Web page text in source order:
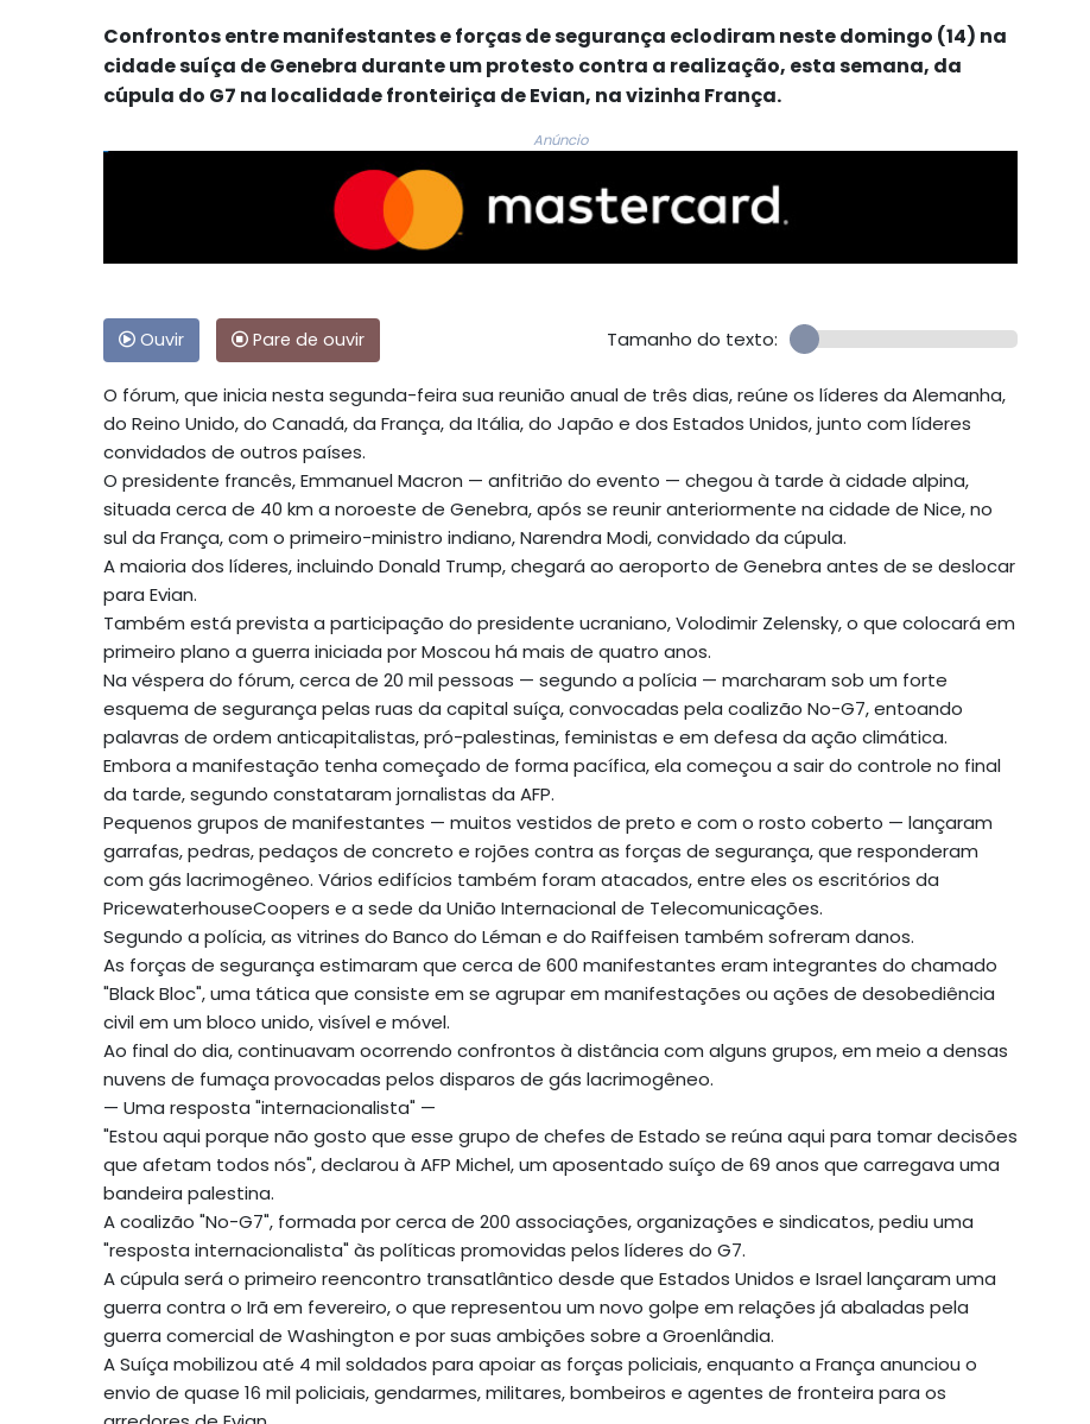
Confrontos entre manifestantes e forças de segurança eclodiram neste domingo (14) na
cidade suíça de Genebra durante um protesto contra a realização, esta semana, da
cúpula do G7 na localidade fronteiriça de Evian, na vizinha França.
Anúncio
Ouvir Pare de ouvir Tamanho do texto:
O fórum, que inicia nesta segunda-feira sua reunião anual de três dias, reúne os líderes da Alemanha,
do Reino Unido, do Canadá, da França, da Itália, do Japão e dos Estados Unidos, junto com líderes
convidados de outros países.
O presidente francês, Emmanuel Macron — anfitrião do evento — chegou à tarde à cidade alpina,
situada cerca de 40 km a noroeste de Genebra, após se reunir anteriormente na cidade de Nice, no
sul da França, com o primeiro-ministro indiano, Narendra Modi, convidado da cúpula.
A maioria dos líderes, incluindo Donald Trump, chegará ao aeroporto de Genebra antes de se deslocar
para Evian.
Também está prevista a participação do presidente ucraniano, Volodimir Zelensky, o que colocará em
primeiro plano a guerra iniciada por Moscou há mais de quatro anos.
Na véspera do fórum, cerca de 20 mil pessoas — segundo a polícia — marcharam sob um forte
esquema de segurança pelas ruas da capital suíça, convocadas pela coalizão No-G7, entoando
palavras de ordem anticapitalistas, pró-palestinas, feministas e em defesa da ação climática.
Embora a manifestação tenha começado de forma pacífica, ela começou a sair do controle no final
da tarde, segundo constataram jornalistas da AFP.
Pequenos grupos de manifestantes — muitos vestidos de preto e com o rosto coberto — lançaram
garrafas, pedras, pedaços de concreto e rojões contra as forças de segurança, que responderam
com gás lacrimogêneo. Vários edifícios também foram atacados, entre eles os escritórios da
PricewaterhouseCoopers e a sede da União Internacional de Telecomunicações.
Segundo a polícia, as vitrines do Banco do Léman e do Raiffeisen também sofreram danos.
As forças de segurança estimaram que cerca de 600 manifestantes eram integrantes do chamado
"Black Bloc", uma tática que consiste em se agrupar em manifestações ou ações de desobediência
civil em um bloco unido, visível e móvel.
Ao final do dia, continuavam ocorrendo confrontos à distância com alguns grupos, em meio a densas
nuvens de fumaça provocadas pelos disparos de gás lacrimogêneo.
— Uma resposta "internacionalista" —
"Estou aqui porque não gosto que esse grupo de chefes de Estado se reúna aqui para tomar decisões
que afetam todos nós", declarou à AFP Michel, um aposentado suíço de 69 anos que carregava uma
bandeira palestina.
A coalizão "No-G7", formada por cerca de 200 associações, organizações e sindicatos, pediu uma
"resposta internacionalista" às políticas promovidas pelos líderes do G7.
A cúpula será o primeiro reencontro transatlântico desde que Estados Unidos e Israel lançaram uma
guerra contra o Irã em fevereiro, o que representou um novo golpe em relações já abaladas pela
guerra comercial de Washington e por suas ambições sobre a Groenlândia.
A Suíça mobilizou até 4 mil soldados para apoiar as forças policiais, enquanto a França anunciou o
envio de quase 16 mil policiais, gendarmes, militares, bombeiros e agentes de fronteira para os